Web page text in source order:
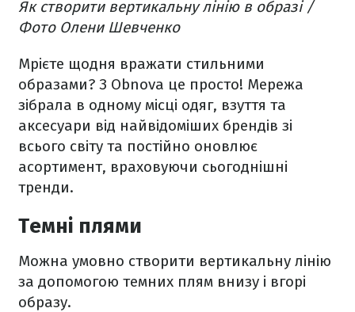
Як створити вертикальну лінію в образі /
Фото Олени Шевченко
Мрієте щодня вражати стильними
образами? З Obnova це просто! Мережа
зібрала в одному місці одяг, взуття та
аксесуари від найвідоміших брендів зі
всього світу та постійно оновлює
асортимент, враховуючи сьогоднішні
тренди.
Темні плями
Можна умовно створити вертикальну лінію
за допомогою темних плям внизу і вгорі
образу.